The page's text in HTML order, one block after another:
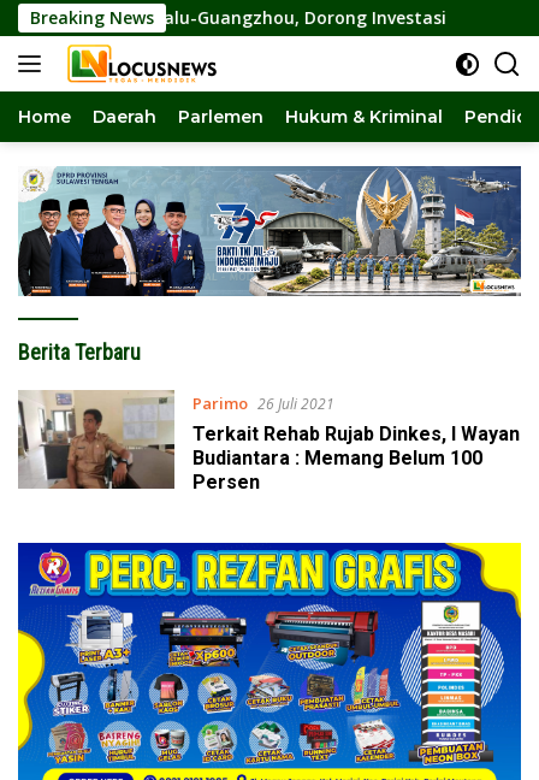
Langsung
ke
konten
Breaking News
Palu-Guangzhou, Dorong Investasi
Home Daerah Parlemen Hukum & Kriminal
locusnews.id
Berita Terbaru
Parimo 26 Juli 2021
Terkait Rehab Rujab Dinkes, I Wayan
Budiantara : Memang Belum 100
Persen